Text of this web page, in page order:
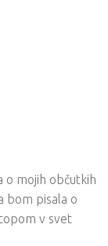
o mojih občutkih
bom pisala o
v svet